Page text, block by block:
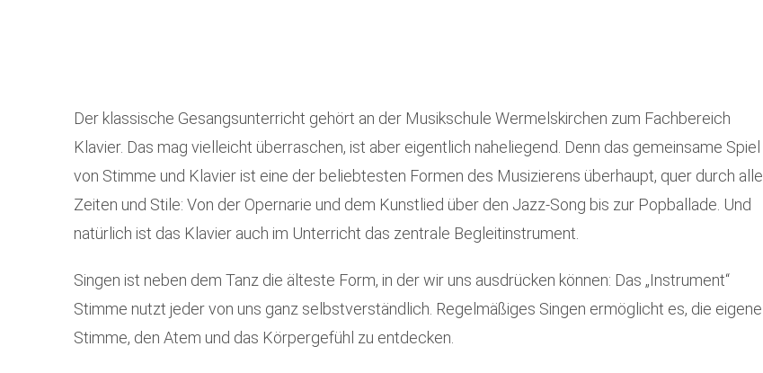
Der klassische Gesangsunterricht gehört an der Musikschule Wermelskirchen zum Fachbereich
Klavier. Das mag vielleicht überraschen, ist aber eigentlich naheliegend. Denn das gemeinsame Spiel
von Stimme und Klavier ist eine der beliebtesten Formen des Musizierens überhaupt, quer durch alle
Zeiten und Stile: Von der Opernarie und dem Kunstlied über den Jazz-Song bis zur Popballade. Und
natürlich ist das Klavier auch im Unterricht das zentrale Begleitinstrument.
Singen ist neben dem Tanz die älteste Form, in der wir uns ausdrücken können: Das „Instrument“
Stimme nutzt jeder von uns ganz selbstverständlich. Regelmäßiges Singen ermöglicht es, die eigene
Stimme, den Atem und das Körpergefühl zu entdecken.